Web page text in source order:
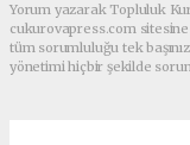
Yorum yazarak Topluluk
cukurovapress.com sitesine
tüm sorumluluğu tek
yönetimi hiçbir şekilde